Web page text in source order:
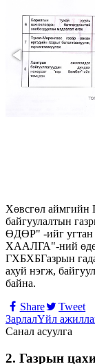
Хөвсгөл аймгийн
байгуулалтын
ӨДӨР" -ийг угтан
ХААЛГА"-ний
ГХБХБГазрын
ахуй нэгж,
байна.
Share
Tweet
ЗарлалҮйл
Санал асуулга
2. Газрын